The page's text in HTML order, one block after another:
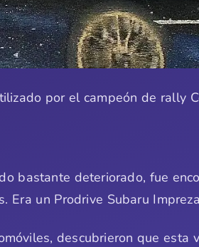
por el campeón de rally
bastante deteriorado, fue
un Prodrive Subaru
descubrieron que